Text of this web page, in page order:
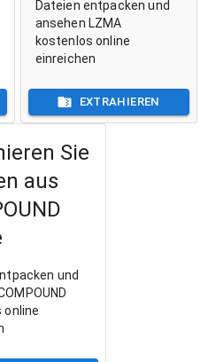
Dateien entpacken und
ansehen LZMA
kostenlos online
einreichen
EXTRAHIEREN
Sie
aus
und
online